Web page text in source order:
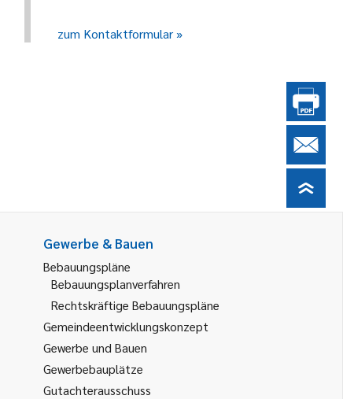
zum Kontaktformular
Gewerbe & Bauen
Bebauungspläne
Bebauungsplanverfahren
Rechtskräftige Bebauungspläne
Gemeindeentwicklungskonzept
Gewerbe und Bauen
Gewerbebauplätze
Gutachterausschuss